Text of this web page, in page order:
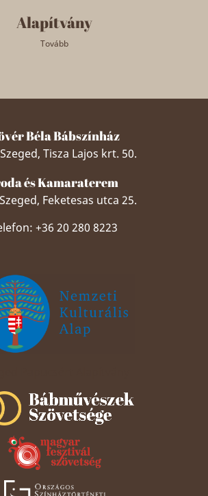
Alapítvány
Tovább
Béla Bábszínház
Tisza Lajos krt. 50.
és Kamaraterem
Feketesas utca 25.
+36 20 280 8223